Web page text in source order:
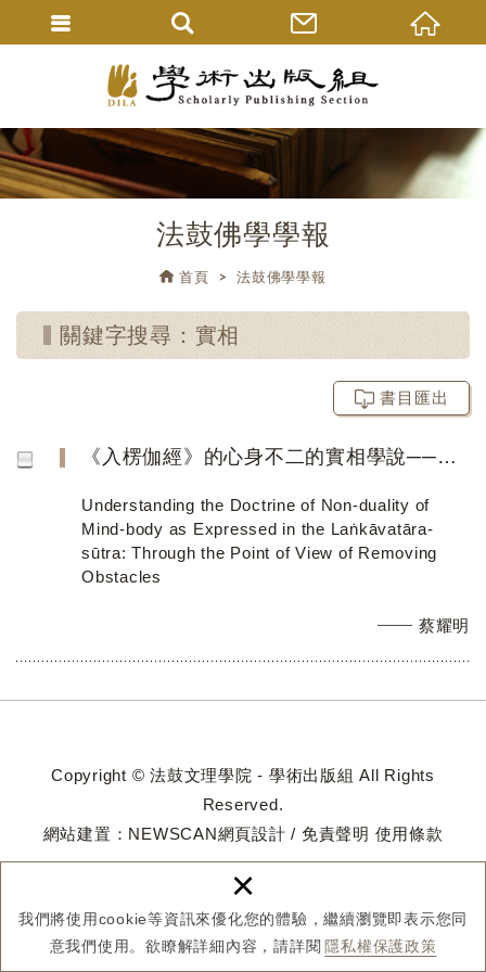
我們將使用cookie等資訊來優化您的體驗，繼續瀏覽即表示您同
意我們使用。欲瞭解詳細內容，請詳閱 隱私權保護政策
×
法鼓佛學學報
首頁 法鼓佛學學報
關鍵字搜尋：實相
書目匯出
《入楞伽經》的心身不二的實相學說──從排除障礙的一面著手
Understanding the Doctrine of Non-duality of
Mind-body as Expressed in the Laṅkāvatāra-
sūtra: Through the Point of View of Removing
Obstacles
蔡耀明
Copyright © 法鼓文理學院 - 學術出版組 All Rights
Reserved.
網站建置： NEWSCAN網頁設計 / 免責聲明 使用條款